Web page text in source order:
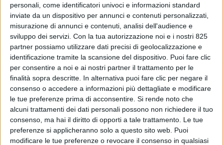
personali, come identificatori univoci e informazioni standard
inviate da un dispositivo per annunci e contenuti personalizzati,
misurazione di annunci e contenuti, analisi dell'audience e
sviluppo dei servizi. Con la tua autorizzazione noi e i nostri 825
partner possiamo utilizzare dati precisi di geolocalizzazione e
identificazione tramite la scansione del dispositivo. Puoi fare clic
per consentire a noi e ai nostri partner il trattamento per le
finalità sopra descritte. In alternativa puoi fare clic per negare il
consenso o accedere a informazioni più dettagliate e modificare
le tue preferenze prima di acconsentire. Si rende noto che
alcuni trattamenti dei dati personali possono non richiedere il tuo
consenso, ma hai il diritto di opporti a tale trattamento. Le tue
preferenze si applicheranno solo a questo sito web. Puoi
modificare le tue preferenze o revocare il consenso in qualsiasi
TRASPORTI 10 OTTOBRE 2024